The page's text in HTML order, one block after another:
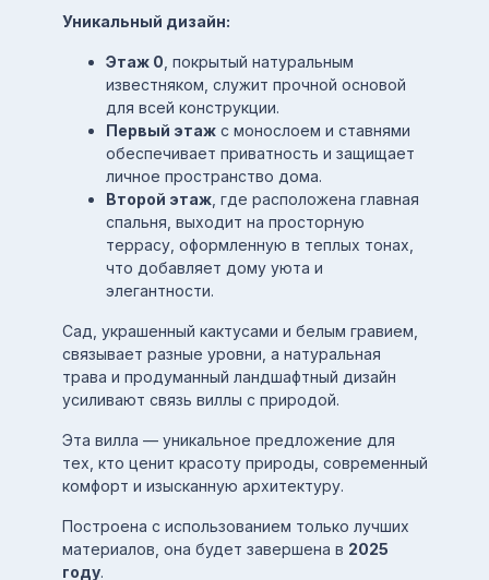
Уникальный дизайн:
Этаж 0 , покрытый натуральным
известняком, служит прочной основой
для всей конструкции.
Первый этажс монослоем и ставнями
обеспечивает приватность и защищает
личное пространство дома.
Второй этаж, где расположена главная
спальня, выходит на просторную
террасу, оформленную в теплых тонах,
что добавляет дому уюта и
элегантности.
Сад, украшенный кактусами и белым гравием,
связывает разные уровни, а натуральная
трава и продуманный ландшафтный дизайн
усиливают связь виллы с природой.
Эта вилла — уникальное предложение для
тех, кто ценит красоту природы, современный
комфорт и изысканную архитектуру.
Построена с использованием только лучших
материалов, она будет завершена в 2025
году.